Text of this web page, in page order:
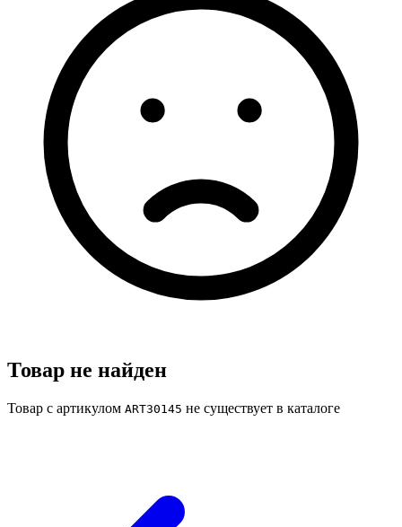
Товар не найден
Товар с артикулом ART30145 не существует в каталоге